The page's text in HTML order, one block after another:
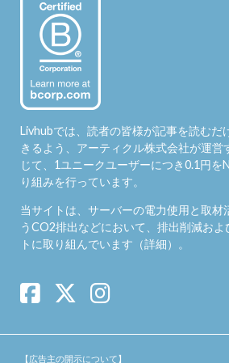
Livhubでは、読者の皆様が記事を読むだ
きるよう、アーティクル株式会社が運営
じて、1ユニークユーザーにつき0.1円を
り組みを行っています。
当サイトは、サーバーの電力使用と取材
うCO2排出などにおいて、排出削減およ
トに取り組んでいます（詳細）。
【広告主の開示について】